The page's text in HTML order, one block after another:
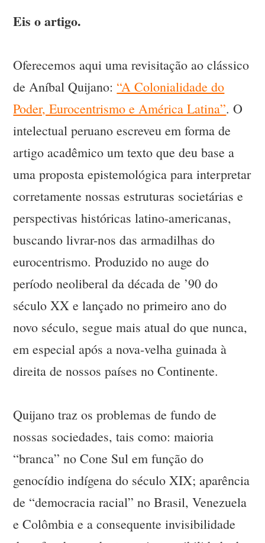
Eis o artigo.
Oferecemos aqui uma revisitação ao clássico
de Aníbal Quijano: “A Colonialidade do
Poder, Eurocentrismo e América Latina”. O
intelectual peruano escreveu em forma de
artigo acadêmico um texto que deu base a
uma proposta epistemológica para interpretar
corretamente nossas estruturas societárias e
perspectivas históricas latino-americanas,
buscando livrar-nos das armadilhas do
eurocentrismo. Produzido no auge do
período neoliberal da década de ’90 do
século XX e lançado no primeiro ano do
novo século, segue mais atual do que nunca,
em especial após a nova-velha guinada à
direita de nossos países no Continente.
Quijano traz os problemas de fundo de
nossas sociedades, tais como: maioria
“branca” no Cone Sul em função do
genocídio indígena do século XIX; aparência
de “democracia racial” no Brasil, Venezuela
e Colômbia e a consequente invisibilidade